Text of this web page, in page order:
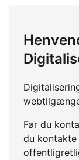
Før du
du kontakte